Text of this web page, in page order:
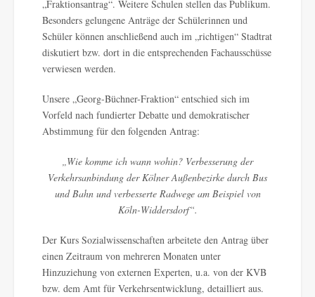
„Fraktionsantrag“. Weitere Schulen stellen das Publikum.
Besonders gelungene Anträge der Schülerinnen und
Schüler können anschließend auch im „richtigen“ Stadtrat
diskutiert bzw. dort in die entsprechenden Fachausschüsse
verwiesen werden.
Unsere „Georg-Büchner-Fraktion“ entschied sich im
Vorfeld nach fundierter Debatte und demokratischer
Abstimmung für den folgenden Antrag:
„Wie komme ich wann wohin? Verbesserung der
Verkehrsanbindung der Kölner Außenbezirke durch Bus
und Bahn und verbesserte Radwege am Beispiel von
Köln-Widdersdorf“.
Der Kurs Sozialwissenschaften arbeitete den Antrag über
einen Zeitraum von mehreren Monaten unter
Hinzuziehung von externen Experten, u.a. von der KVB
bzw. dem Amt für Verkehrsentwicklung, detailliert aus.